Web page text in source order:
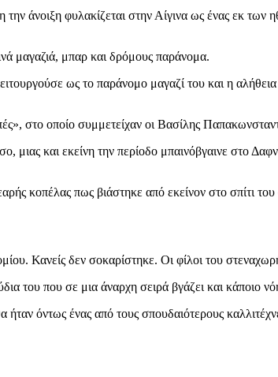
άνοιξη φυλακίζεται στην Αίγινα ως ένας εκ των
μαγαζιά, μπαρ και δρόμους παράνομα.
ως το παράνομο μαγαζί του και η αλήθεια
στο οποίο συμμετείχαν οι Βασίλης
και εκείνη την περίοδο μπαινόβγαινε στο
κοπέλας πως βιάστηκε από εκείνον στο σπίτι
Κανείς δεν σοκαρίστηκε. Οι φίλοι του
που σε μια άναρχη σειρά βγάζει και κάποιο
όντως ένας από τους σπουδαιότερους